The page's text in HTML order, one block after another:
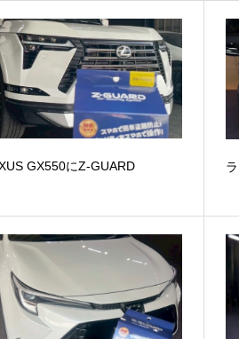
GX550にZ-GUARD